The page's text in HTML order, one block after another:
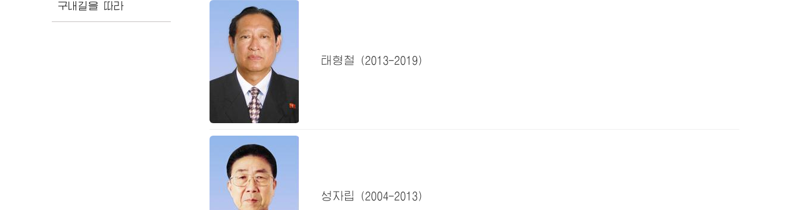
구내길을 따라
태형철 (2013-2019)
성자립 (2004-2013)